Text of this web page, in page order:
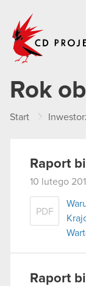
Rok
Start
Raport
10 lutego
PDF
Raport